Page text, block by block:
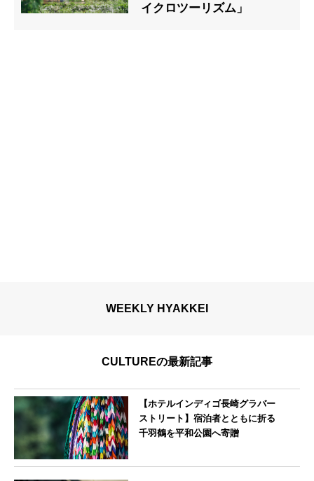
イクロツーリズム」
WEEKLY HYAKKEI
CULTUREの最新記事
【ホテルインディゴ長崎グラバー
ストリート】宿泊者とともに折る
千羽鶴を平和公園へ寄贈